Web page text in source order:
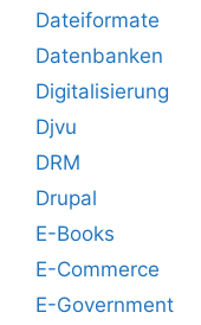
Dateiformate
Datenbanken
Digitalisierung
Djvu
DRM
Drupal
E-Books
E-Commerce
E-Government